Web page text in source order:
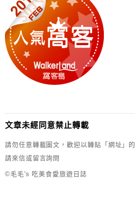
文章未經同意禁止轉載
請勿任意轉載圖文，歡迎以轉貼「網址」
請來信或留言詢問
©毛毛's 吃美食愛旅遊日誌